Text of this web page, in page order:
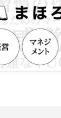
家報酬になってし
りも相続手続きの難
視しております。
って、納得感のあ
おります。 〇事務所
迅速対応 当事務所
所を構えております
市役所のサービスセ